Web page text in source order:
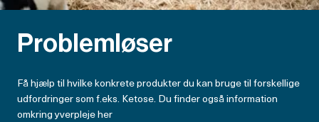
Problemløser
Få hjælp til hvilke konkrete produkter du kan bruge til forskellige
udfordringer som f.eks. Ketose. Du finder også information
omkring yverpleje her